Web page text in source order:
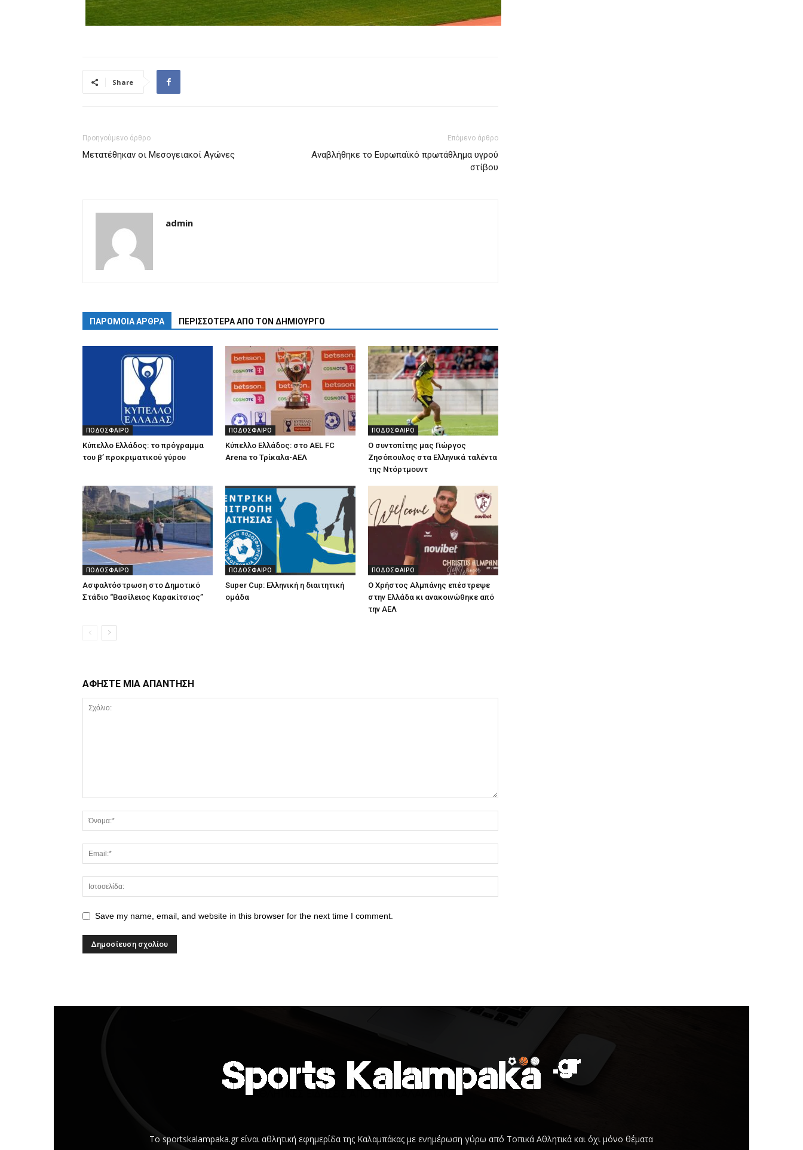
Share
Προηγούμενο άρθρο
Μετατέθηκαν οι Μεσογειακοί Αγώνες
Επόμενο άρθρο
Αναβλήθηκε το Ευρωπαϊκό πρωτάθλημα υγρού
στίβου
admin
ΠΑΡΟΜΟΙΑ ΑΡΘΡΑ ΠΕΡΙΣΣΟΤΕΡΑ ΑΠΟ ΤΟΝ ΔΗΜΙΟΥΡΓΟ
ΠΟΔΟΣΦΑΙΡΟ
Κύπελλο Ελλάδος: το πρόγραμμα
του β’ προκριματικού γύρου
ΠΟΔΟΣΦΑΙΡΟ
Κύπελλο Ελλάδος: στο AEL FC
Arena το Τρίκαλα-ΑΕΛ
ΠΟΔΟΣΦΑΙΡΟ
Ο συντοπίτης μας Γιώργος
Ζησόπουλος στα Ελληνικά ταλέντα
της Ντόρτμουντ
ΠΟΔΟΣΦΑΙΡΟ
Ασφαλτόστρωση στο Δημοτικό
Στάδιο “Βασίλειος Καρακίτσιος”
ΠΟΔΟΣΦΑΙΡΟ
Super Cup: Ελληνική η διαιτητική
ομάδα
ΠΟΔΟΣΦΑΙΡΟ
Ο Χρήστος Αλμπάνης επέστρεψε
στην Ελλάδα κι ανακοινώθηκε από
την ΑΕΛ
ΑΦΗΣΤΕ ΜΙΑ ΑΠΑΝΤΗΣΗ
Save my name, email, and website in this browser for the next time I comment.
Το sportskalampaka.gr είναι αθλητική εφημερίδα της Καλαμπάκας με ενημέρωση γύρω από Τοπικά Αθλητικά και όχι μόνο θέματα